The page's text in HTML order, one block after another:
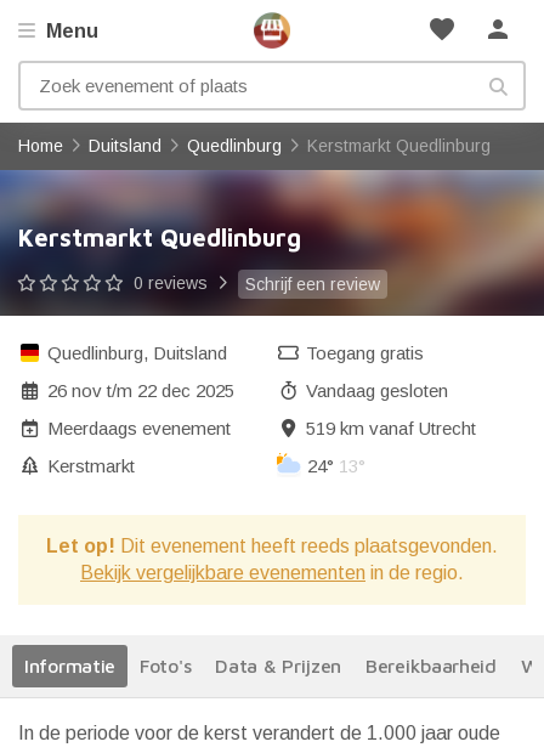
favorite person
Menu
Home Duitsland Quedlinburg Kerstmarkt Quedlinburg
Kerstmarkt Quedlinburg
0 reviews Schrijf een review
Quedlinburg, Duitsland
26 novt/m 22 dec 2025
Meerdaags evenement
Kerstmarkt
Toegang gratis
Vandaag gesloten
519 km vanaf Utrecht
24° 13°
Let op! Dit evenement heeft reeds plaatsgevonden.
Bekijk vergelijkbare evenementen in de regio.
Informatie Foto's Data & Prijzen Bereikbaarheid
In de periode voor de kerst verandert de 1.000 jaar oude